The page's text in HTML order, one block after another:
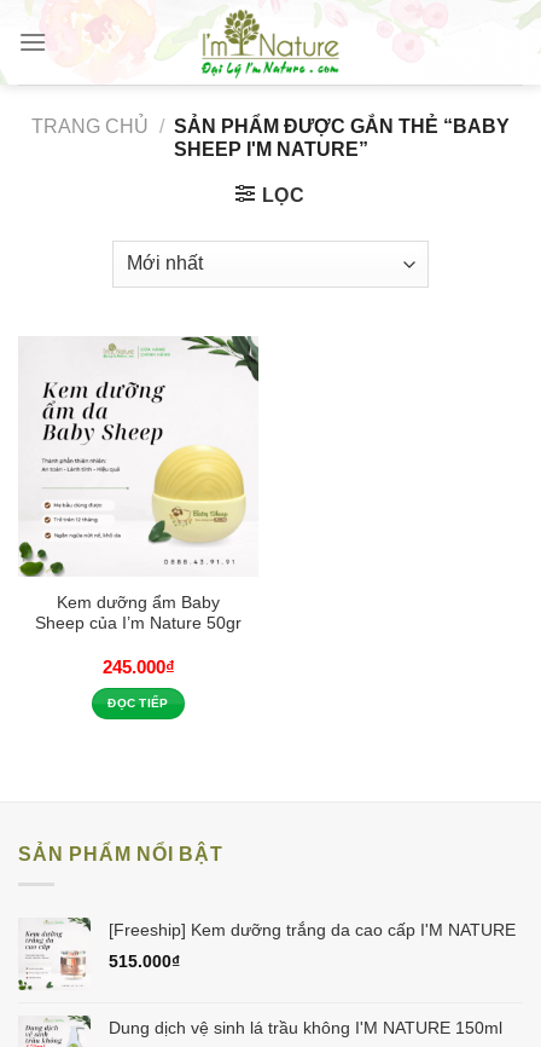
Skip
content
TRANG CHỦ / SẢN PHẨM ĐƯỢC GẮN THẺ “BABY
SHEEP I'M NATURE”
LỌC
Kem dưỡng ẩm Baby
Sheep của I’m Nature 50gr
245.000₫
ĐỌC TIẾP
SẢN PHẨM NỔI BẬT
[Freeship] Kem dưỡng trắng da cao cấp I'M NATURE
515.000₫
Dung dịch vệ sinh lá trầu không I'M NATURE 150ml